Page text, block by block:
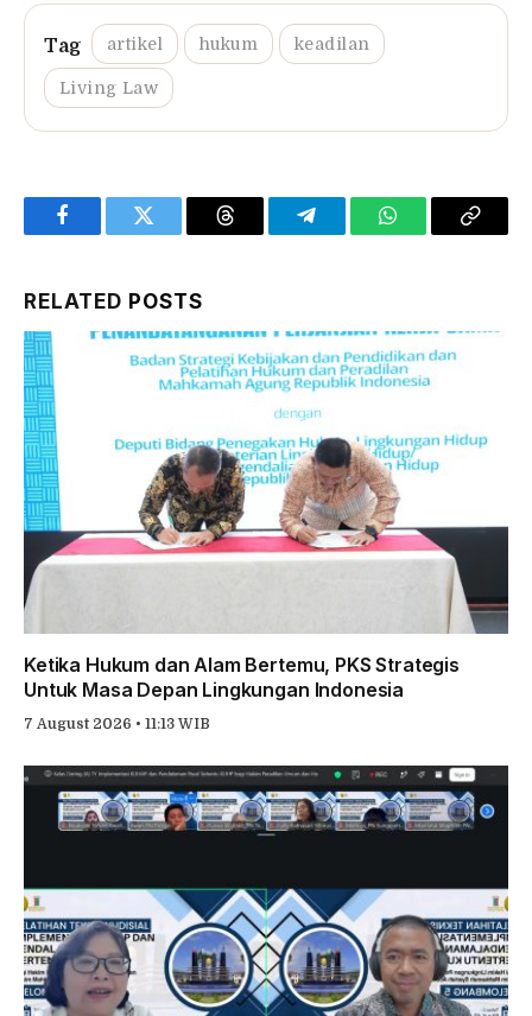
artikel hukum keadilan
Living Law
FacebookTwitter Threads TelegramWhatsAppCopy
RELATED POSTS
Ketika Hukum dan Alam Bertemu, PKS Strategis
Untuk Masa Depan Lingkungan Indonesia
7 August 2026 • 11:13 WIB